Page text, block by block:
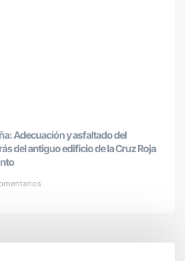
Adecuación y asfaltado del
del antiguo edificio de la Cruz Roja